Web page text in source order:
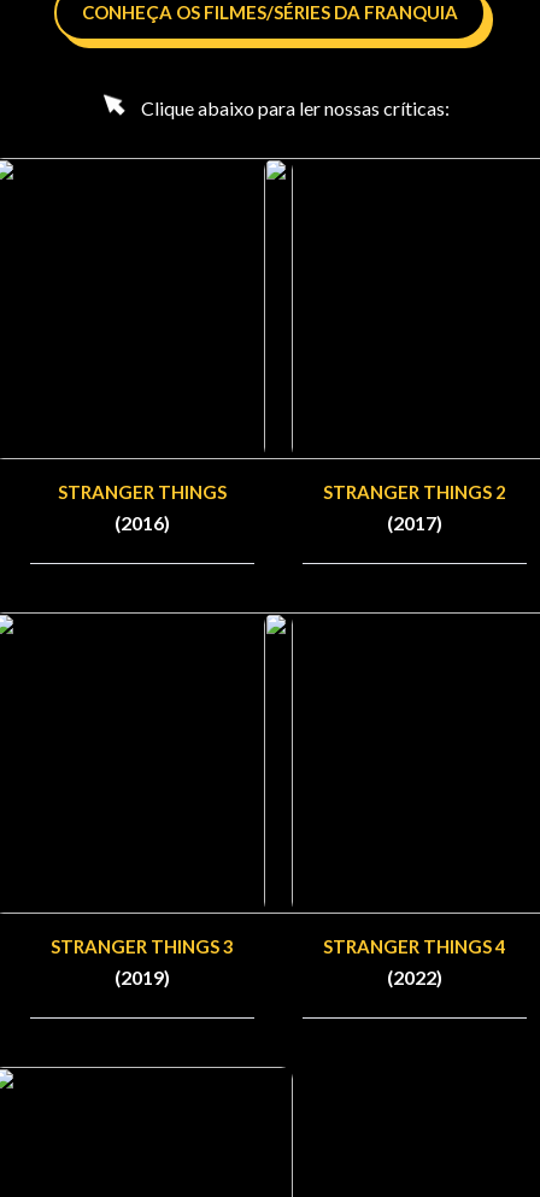
CONHEÇA OS FILMES/SÉRIES DA FRANQUIA
Clique abaixo para ler nossas críticas:
STRANGER THINGS
(2016)
STRANGER THINGS 2
(2017)
STRANGER THINGS 3
(2019)
STRANGER THINGS 4
(2022)